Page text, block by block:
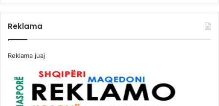
Reklama
Reklama juaj